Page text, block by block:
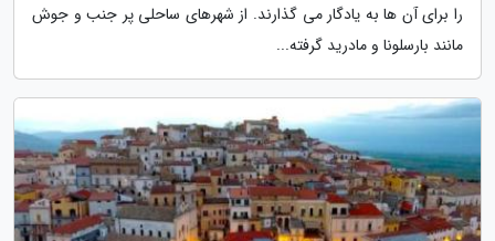
را برای آن ها به یادگار می گذارند. از شهرهای ساحلی پر جنب و جوش
مانند بارسلونا و مادرید گرفته...